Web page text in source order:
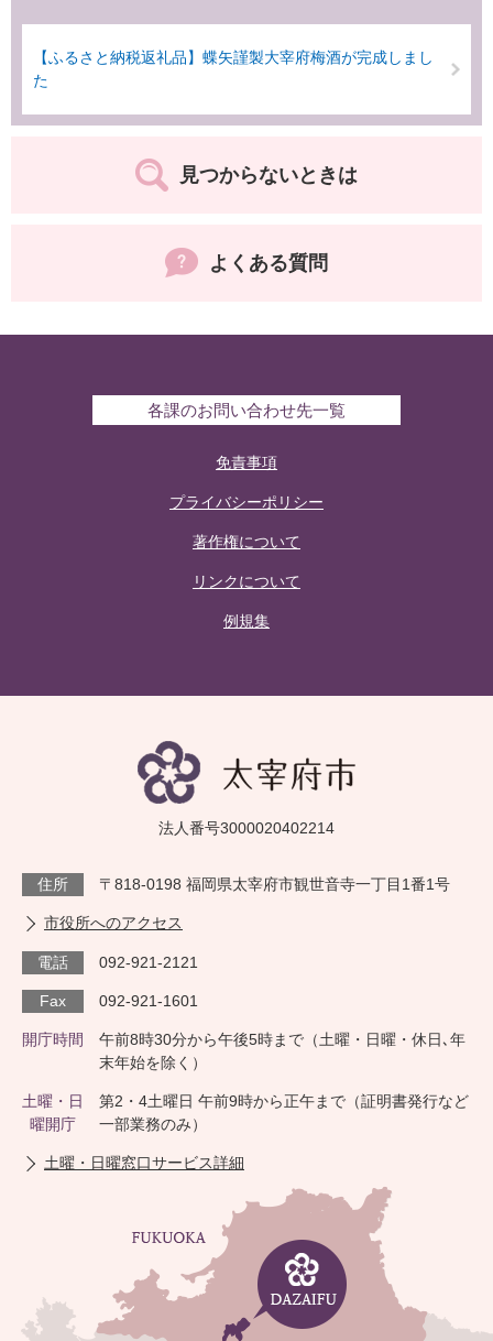
【ふるさと納税返礼品】蝶矢謹製大宰府梅酒が完成しまし
た
見つからないときは
よくある質問
各課のお問い合わせ先一覧
免責事項
プライバシーポリシー
著作権について
リンクについて
例規集
法人番号3000020402214
住所 〒818-0198 福岡県太宰府市観世音寺一丁目1番1号
市役所へのアクセス
電話 092-921-2121
Fax 092-921-1601
開庁時間
午前8時30分から午後5時まで（土曜・日曜・休日､年
末年始を除く）
土曜・日
曜開庁
第2・4土曜日 午前9時から正午まで（証明書発行など
一部業務のみ）
土曜・日曜窓口サービス詳細